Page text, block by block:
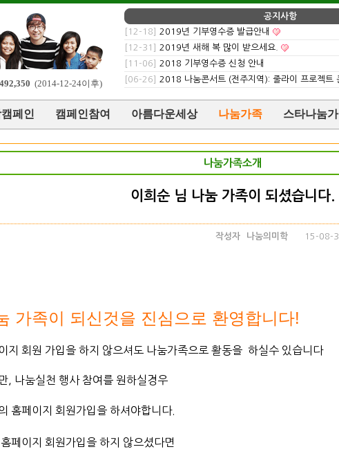
492,350 (2014-12-24이후)
공지사항
[12-18]
2019년 기부영수증 발급안내
[12-31]
2019년 새해 복 많이 받으세요.
[11-06]
2018 기부영수증 신청 안내
[06-26]
2018 나눔콘서트 (전주지역): 줄라이 프로젝트
페인 캠페인참여 아름다운세상 나눔가족 스타나눔
나눔가족소개
이희순 님 나눔 가족이 되셨습니다.
작성자 나눔의미학 15-08-
가족이 되신것을 진심으로 환영합니다!
지 회원 가입을 하지 않으셔도 나눔가족으로 활동을 하실수 있습니다
, 나눔실천 행사 참여를 원하실경우
홈페이지 회원가입을 하셔야합니다​.
페이지 회원가입을 하지 않으셨다면